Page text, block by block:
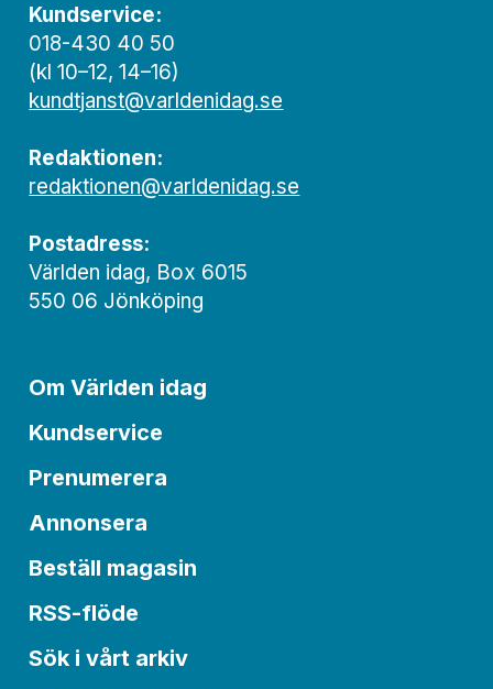
Kundservice:
018-430 40 50
(kl 10–12, 14–16)
kundtjanst@varldenidag.se
Redaktionen:
redaktionen@varldenidag.se
Postadress:
Världen idag, Box 6015
550 06 Jönköping
Om Världen idag
Kundservice
Prenumerera
Annonsera
Beställ magasin
RSS-flöde
Sök i vårt arkiv